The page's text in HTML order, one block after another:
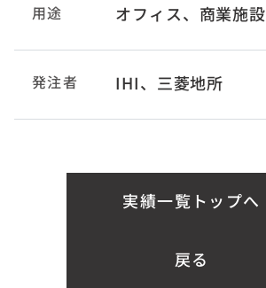
用途 オフィス、商業施設
発注者 IHI、三菱地所
実績一覧トップへ
戻る